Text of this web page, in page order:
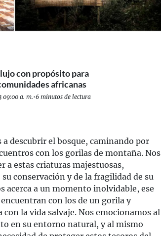
con propósito para
africanas
09:00 a. m.•6 minutos de lectura
descubrir el bosque, caminando por
con los gorilas de montaña. Nos
a estas criaturas majestuosas,
conservación y de la fragilidad de su
acerca a un momento inolvidable, ese
con los de un gorila y
la vida salvaje. Nos emocionamos al
en su entorno natural, y al mismo